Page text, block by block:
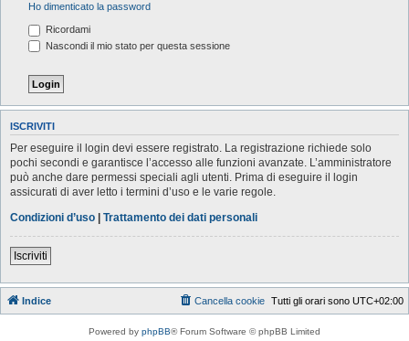
Ho dimenticato la password
Ricordami
Nascondi il mio stato per questa sessione
ISCRIVITI
Per eseguire il login devi essere registrato. La registrazione richiede solo
pochi secondi e garantisce l’accesso alle funzioni avanzate. L’amministratore
può anche dare permessi speciali agli utenti. Prima di eseguire il login
assicurati di aver letto i termini d’uso e le varie regole.
Condizioni d’uso | Trattamento dei dati personali
Iscriviti
Indice Tutti gli orari sono UTC+02:00
Cancella cookie
Powered by phpBB® Forum Software © phpBB Limited